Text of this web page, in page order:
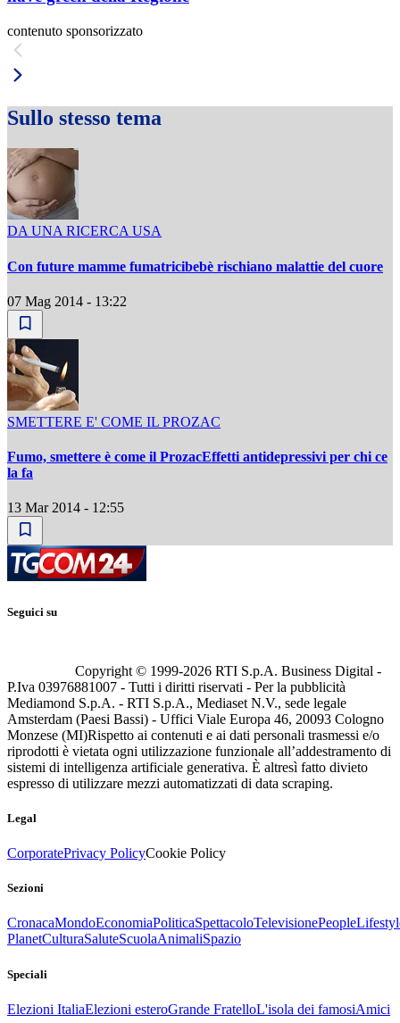
contenuto sponsorizzato
Sullo stesso tema
DA UNA RICERCA USA
Con future mamme fumatricibebè rischiano malattie del cuore
07 Mag 2014 - 13:22
SMETTERE E' COME IL PROZAC
Fumo, smettere è come il ProzacEffetti antidepressivi per chi ce
la fa
13 Mar 2014 - 12:55
Seguici su
Copyright © 1999-2026 RTI S.p.A. Business Digital -
P.Iva 03976881007 - Tutti i diritti riservati - Per la pubblicità
Mediamond S.p.A. - RTI S.p.A., Mediaset N.V., sede legale
Amsterdam (Paesi Bassi) - Uffici Viale Europa 46, 20093 Cologno
Monzese (MI)Rispetto ai contenuti e ai dati personali trasmessi e/o
riprodotti è vietata ogni utilizzazione funzionale all’addestramento di
sistemi di intelligenza artificiale generativa. È altresì fatto divieto
espresso di utilizzare mezzi automatizzati di data scraping.
Legal
CorporatePrivacy PolicyCookie Policy
Sezioni
CronacaMondoEconomiaPoliticaSpettacoloTelevisionePeople
PlanetCulturaSaluteScuolaAnimaliSpazio
Speciali
Elezioni ItaliaElezioni esteroGrande FratelloL'isola dei famosiAmici